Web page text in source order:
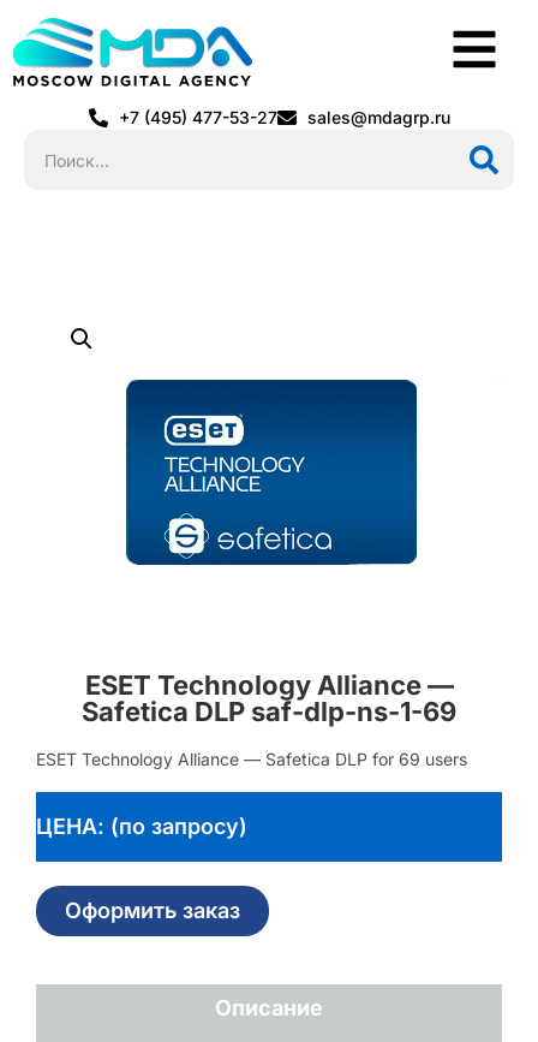
+7 (495) 477-53-27 sales@mdagrp.ru
ESET Technology Alliance —
Safetica DLP saf-dlp-ns-1-69
ESET Technology Alliance — Safetica DLP for 69 users
ЦЕНА: (по запросу)
Оформить заказ
Описание